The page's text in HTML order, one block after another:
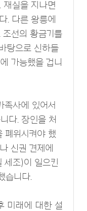
재실을 지나면
. 다른 왕릉에
선의 황금기를
탕으로 신하들
가능했을 겁니
족사에 있어서
다. 장인을 처
폐위시켜야 했
신권 견제에
세조)이 일으킨
습니다.
미래에 대한 설